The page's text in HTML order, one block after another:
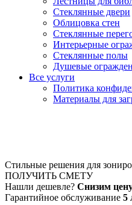
Стеклянные двери
Облицовка стен
Стеклянные
Интерьерные
Стеклянные полы
Душевые
Все услуги
Политика
Материалы для
Стильные решения для
ПОЛУЧИТЬ СМЕТУ
Нашли дешевле? Снизим
Гарантийное обслуживание 5